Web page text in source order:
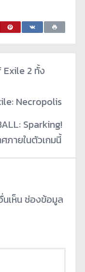
Exile 2 ทั้ง
Necropolis
Sparking!
ภายในตัวเกมนี้
เห็น ช่องข้อมูล